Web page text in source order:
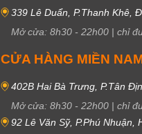
339 Lê Duẩn, P.Thanh Khê,
Mở cửa: 8h30 - 22h00 | chỉ
CỬA HÀNG MIỀN
402B Hai Bà Trưng, P.Tân
Mở cửa: 8h30 - 22h00 | chỉ
92 Lê Văn Sỹ, P.Phú Nhuận,